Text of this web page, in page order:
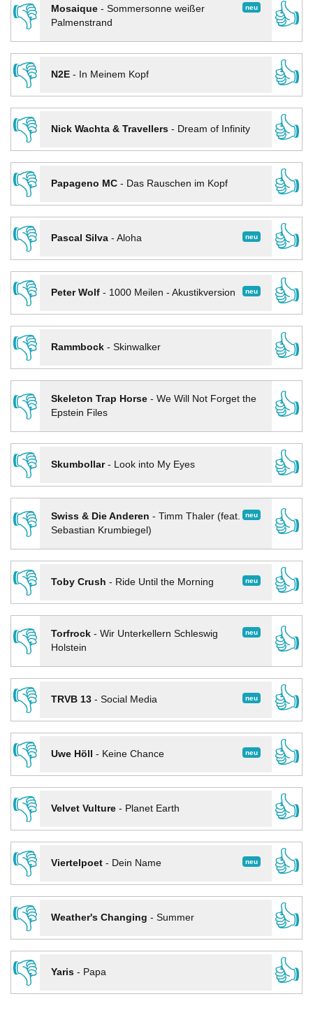
👎
neu
Mosaique- Sommersonne weißer
Palmenstrand
👍
👎
N2E- In Meinem Kopf
👍
👎
Nick Wachta & Travellers- Dream of Infinity
👍
👎
Papageno MC- Das Rauschen im Kopf
👍
👎
neu
Pascal Silva- Aloha
👍
👎
neu
Peter Wolf- 1000 Meilen - Akustikversion
👍
👎
Rammbock- Skinwalker
👍
👎
Skeleton Trap Horse- We Will Not Forget the
Epstein Files
👍
👎
Skumbollar- Look into My Eyes
👍
👎
neu
Swiss & Die Anderen - Timm Thaler (feat.
Sebastian Krumbiegel)
👍
👎
neu
Toby Crush - Ride Until the Morning
👍
👎
neu
Torfrock- Wir Unterkellern Schleswig
Holstein
👍
👎
neu
TRVB 13- Social Media
👍
👎
neu
Uwe Höll - Keine Chance
👍
👎
Velvet Vulture- Planet Earth
👍
👎
neu
Viertelpoet- Dein Name
👍
👎
Weather's Changing - Summer
👍
👎
Yaris- Papa 👍